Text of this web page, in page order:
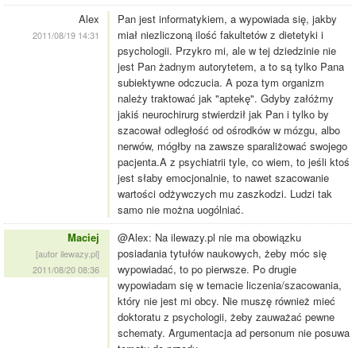
Alex
2011/08/19 14:31
Pan jest informatykiem, a wypowiada się, jakby
miał niezliczoną ilość fakultetów z dietetyki i
psychologii. Przykro mi, ale w tej dziedzinie nie
jest Pan żadnym autorytetem, a to są tylko Pana
subiektywne odczucia. A poza tym organizm
należy traktować jak "aptekę". Gdyby załóżmy
jakiś neurochirurg stwierdził jak Pan i tylko by
szacował odległość od ośrodków w mózgu, albo
nerwów, mógłby na zawsze sparaliżować swojego
pacjenta.A z psychiatrii tyle, co wiem, to jeśli ktoś
jest słaby emocjonalnie, to nawet szacowanie
wartości odżywczych mu zaszkodzi. Ludzi tak
samo nie można uogólniać.
Maciej
[autor ilewazy.pl]
2011/08/20 08:36
@Alex: Na ilewazy.pl nie ma obowiązku
posiadania tytułów naukowych, żeby móc się
wypowiadać, to po pierwsze. Po drugie
wypowiadam się w temacie liczenia/szacowania,
który nie jest mi obcy. Nie muszę również mieć
doktoratu z psychologii, żeby zauważać pewne
schematy. Argumentacja ad personum nie posuwa